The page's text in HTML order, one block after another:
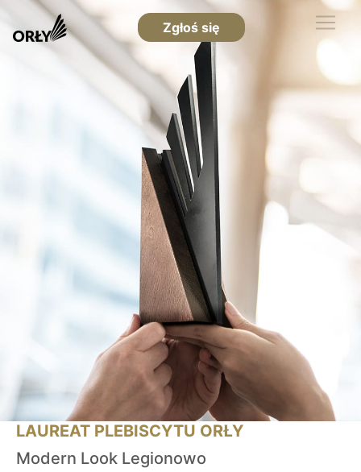
Zgłoś się
LAUREAT PLEBISCYTU ORŁY
Modern Look Legionowo